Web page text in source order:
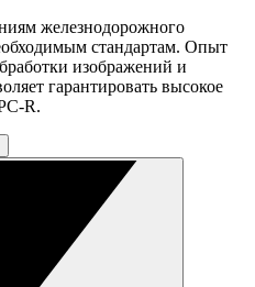
железнодорожного
стандартам. Опыт
изображений и
гарантировать высокое
R.